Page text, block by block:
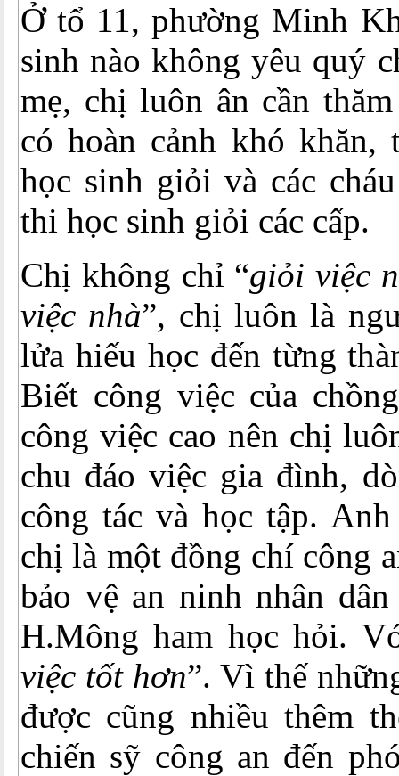
Ở tổ 11, phường Minh
sinh nào không yêu quý
mẹ, chị luôn ân cần
có hoàn cảnh khó khăn,
học sinh giỏi và các
thi học sinh giỏi các cấp.
Chị không chỉ “giỏi việc
việc nhà”, chị luôn là
lửa hiếu học đến từng
Biết công việc của
công việc cao nên chị
chu đáo việc gia đình,
công tác và học tập.
chị là một đồng chí công
bảo vệ an ninh nhân
H.Mông ham học hỏi.
việc tốt hơn”. Vì thế
được cũng nhiều thêm
chiến sỹ công an đến